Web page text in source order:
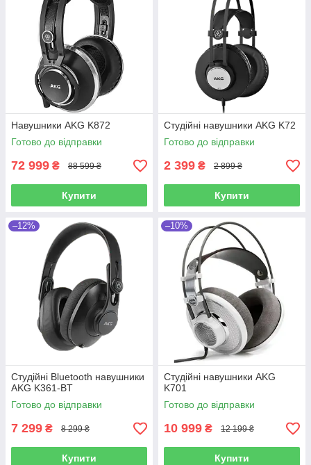
Навушники AKG K872
Готово до відправки
72 999 ₴ 88 599 ₴
Купити
Студійні навушники AKG K72
Готово до відправки
2 399 ₴ 2 899 ₴
Купити
–12%
Студійні Bluetooth навушники
AKG K361-BT
Готово до відправки
7 299 ₴ 8 299 ₴
Купити
–10%
Студійні навушники AKG
K701
Готово до відправки
10 999 ₴ 12 199 ₴
Купити